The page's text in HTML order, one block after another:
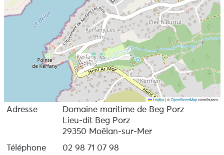
Leaflet |©OpenStreetMapcontributors
Adresse
Domaine maritime de Beg Porz
Lieu-dit Beg Porz
29350 Moëlan-sur-Mer
Téléphone
02 98 71 07 98